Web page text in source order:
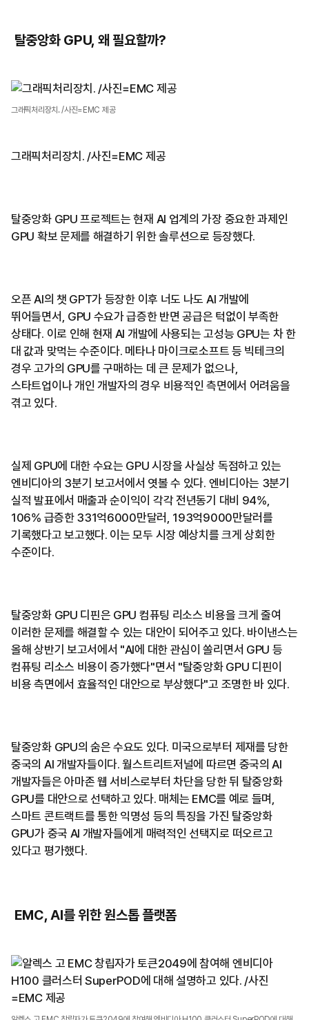
탈중앙화 GPU, 왜 필요할까?
그래픽처리장치. /사진=EMC 제공
그래픽처리장치. /사진=EMC 제공
탈중앙화 GPU 프로젝트는 현재 AI 업계의 가장 중요한 과제인
GPU 확보 문제를 해결하기 위한 솔루션으로 등장했다.
오픈 AI의 챗 GPT가 등장한 이후 너도 나도 AI 개발에
뛰어들면서, GPU 수요가 급증한 반면 공급은 턱없이 부족한
상태다. 이로 인해 현재 AI 개발에 사용되는 고성능 GPU는 차 한
대 값과 맞먹는 수준이다. 메타나 마이크로소프트 등 빅테크의
경우 고가의 GPU를 구매하는 데 큰 문제가 없으나,
스타트업이나 개인 개발자의 경우 비용적인 측면에서 어려움을
겪고 있다.
실제 GPU에 대한 수요는 GPU 시장을 사실상 독점하고 있는
엔비디아의 3분기 보고서에서 엿볼 수 있다. 엔비디아는 3분기
실적 발표에서 매출과 순이익이 각각 전년동기 대비 94%,
106% 급증한 331억6000만달러, 193억9000만달러를
기록했다고 보고했다. 이는 모두 시장 예상치를 크게 상회한
수준이다.
탈중앙화 GPU 디핀은 GPU 컴퓨팅 리소스 비용을 크게 줄여
이러한 문제를 해결할 수 있는 대안이 되어주고 있다. 바이낸스는
올해 상반기 보고서에서 "AI에 대한 관심이 쏠리면서 GPU 등
컴퓨팅 리소스 비용이 증가했다"면서 "탈중앙화 GPU 디핀이
비용 측면에서 효율적인 대안으로 부상했다"고 조명한 바 있다.
탈중앙화 GPU의 숨은 수요도 있다. 미국으로부터 제재를 당한
중국의 AI 개발자들이다. 월스트리트저널에 따르면 중국의 AI
개발자들은 아마존 웹 서비스로부터 차단을 당한 뒤 탈중앙화
GPU를 대안으로 선택하고 있다. 매체는 EMC를 예로 들며,
스마트 콘트랙트를 통한 익명성 등의 특징을 가진 탈중앙화
GPU가 중국 AI 개발자들에게 매력적인 선택지로 떠오르고
있다고 평가했다.
EMC, AI를 위한 원스톱 플랫폼